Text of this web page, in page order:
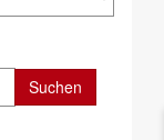
Suchen